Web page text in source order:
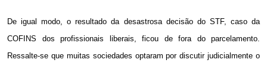
De igual modo, o resultado da desastrosa decisão do STF, caso da
COFINS dos profissionais liberais, ficou de fora do parcelamento.
Ressalte-se que muitas sociedades optaram por discutir judicialmente o